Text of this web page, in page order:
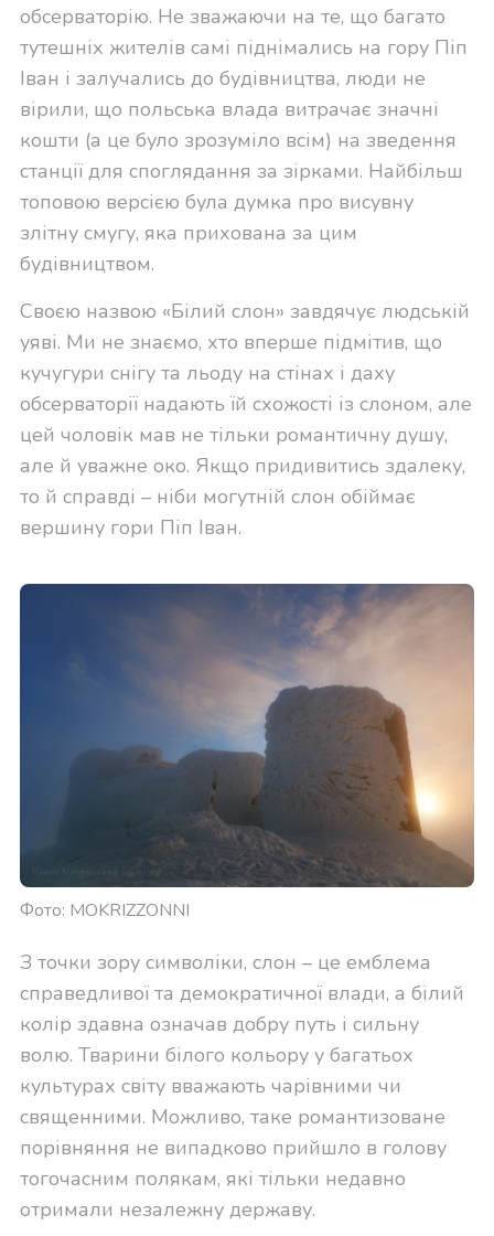
обсерваторію. Не зважаючи на те, що багато
тутешніх жителів самі піднімались на гору Піп
Іван і залучались до будівництва, люди не
вірили, що польська влада витрачає значні
кошти (а це було зрозуміло всім) на зведення
станції для споглядання за зірками. Найбільш
топовою версією була думка про висувну
злітну смугу, яка прихована за цим
будівництвом.
Своєю назвою «Білий слон» завдячує людській
уяві. Ми не знаємо, хто вперше підмітив, що
кучугури снігу та льоду на стінах і даху
обсерваторії надають їй схожості із слоном, але
цей чоловік мав не тільки романтичну душу,
але й уважне око. Якщо придивитись здалеку,
то й справді – ніби могутній слон обіймає
вершину гори Піп Іван.
Фото: MOKRIZZONNI
З точки зору символіки, слон – це емблема
справедливої та демократичної влади, а білий
колір здавна означав добру путь і сильну
волю. Тварини білого кольору у багатьох
культурах світу вважають чарівними чи
священними. Можливо, таке романтизоване
порівняння не випадково прийшло в голову
тогочасним полякам, які тільки недавно
отримали незалежну державу.